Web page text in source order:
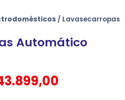
/ Lavasecarropas
Automático